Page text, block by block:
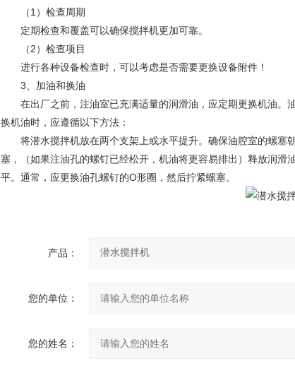
（1）检查周期
定期检查和覆盖可以确保搅拌机更加可靠。
（2）检查项目
进行各种设备检查时，可以考虑是否需要更换设备附件！
3、加油和换油
在出厂之前，注油室已充满适量的润滑油，应定期更换机油。
换机油时，应遵循以下方法：
将潜水搅拌机放在两个支架上或水平提升。确保油腔室的螺塞
塞，（如果注油孔的螺钉已经松开，机油将更容易排出）释放润滑
平。通常，应更换油孔螺钉的O形圈，然后拧紧螺塞。
产品：
您的单位：
您的姓名：